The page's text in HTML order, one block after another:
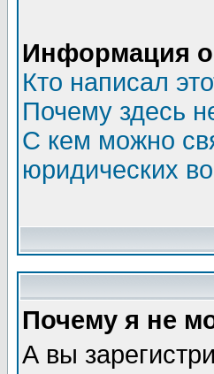
Информация
Кто написал
Почему здесь
С кем можно
юридических
Почему я не
А вы